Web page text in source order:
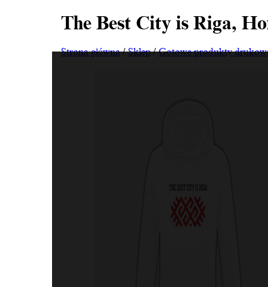
The Best City is Riga,
Strona główna/Sklep/Gotowe produkty